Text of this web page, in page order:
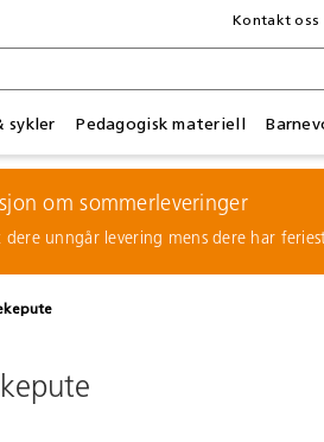
sykler Pedagogisk materiell
Kontakt oss
om sommerleveringer
unngår levering mens dere har